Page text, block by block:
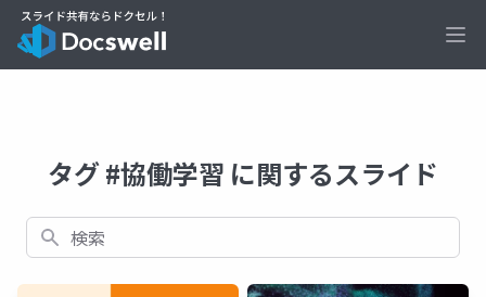
タグ #協働学習 に関するスライド
検索